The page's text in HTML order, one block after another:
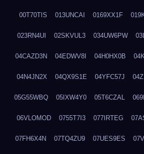
00T70TIS 013UNCAI 0169XX1F
023RN4UI 02SKVUL3 034UW6PW
04CAZD3N 04EDWV8I 04H0HX0B
04N4JN2X 04QX9S1E 04YFC57J
05G55WBQ 05IXW4Y0 05T6CZAL
06VLOMOD 0755T7I3 077IRTEG
07FH6X4N 07TQ4ZU9 07UES9ES